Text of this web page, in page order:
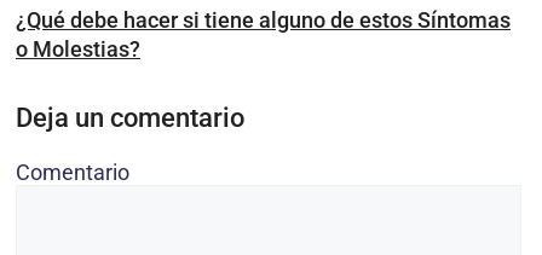
¿Qué debe hacer si tiene alguno de estos Síntomas
o Molestias?
Deja un comentario
Comentario